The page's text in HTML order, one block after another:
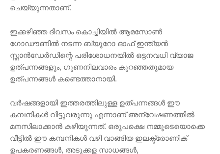
ചെയ്യുന്നതാണ്.
ഇക്കഴിഞ്ഞ ദിവസം കൊച്ചിയിൽ ആമസോൺ
ഗോഡൗണിൽ നടന്ന ബ്യുറോ ഓഫ് ഇന്ത്യൻ
സ്റ്റാൻഡേർഡിന്റെ പരിശോധനയിൽ ഒട്ടനവധി വ്യാജ
ഉത്പന്നങ്ങളും, ഗുണനിലവാരം കുറഞ്ഞതുമായ
ഉത്പന്നങ്ങൾ കണ്ടെത്താനായി.
വർഷങ്ങളായി ഇത്തരത്തിലുള്ള ഉത്പന്നങ്ങൾ ഈ
കമ്പനികൾ വിട്ടുവരുന്നു എന്നാണ് അന്വേഷണത്തിൽ
മനസിലാക്കാൻ കഴിയുന്നത്. ഒരുപക്ഷെ നമ്മുടെയൊക്കെ
വീട്ടിൽ ഈ കമ്പനികൾ വഴി വാങ്ങിയ ഇലക്ട്രോണിക്
ഉപകരണങ്ങൾ, അടുക്കള സാധങ്ങൾ,